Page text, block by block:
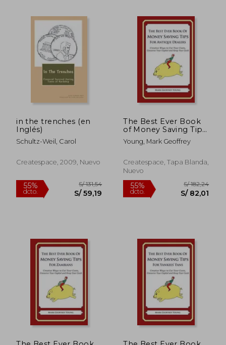
dcto.
55%
dcto.
55% 55%
in the trenches (en
Inglés)
Schultz-Weil, Carol
Createspace, 2009, Nuevo
The Best Ever Book
of Money Saving Tips
for Antique Dealers:
Creative Ways to Cut
Your Capital And
Keep Your Cash (en
Young, Mark Geoffrey
Createspace, Tapa Blanda,
Nuevo